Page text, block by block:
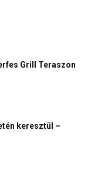
Grill Teraszon
keresztül –